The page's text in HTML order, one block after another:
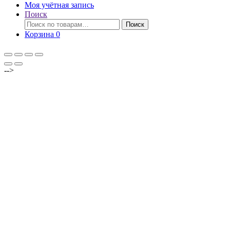
Моя учётная запись
Поиск
Искать:
Поиск
Корзина 0
-->